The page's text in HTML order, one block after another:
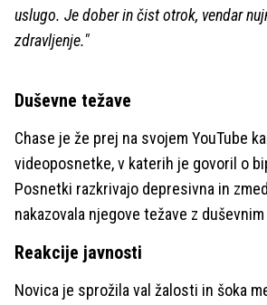
uslugo. Je dober in čist otrok, vendar
zdravljenje."
Duševne težave
Chase je že prej na svojem YouTube
videoposnetke, v katerih je govoril o
Posnetki razkrivajo depresivna in
nakazovala njegove težave z
Reakcije javnosti
Novica je sprožila val žalosti in šoka